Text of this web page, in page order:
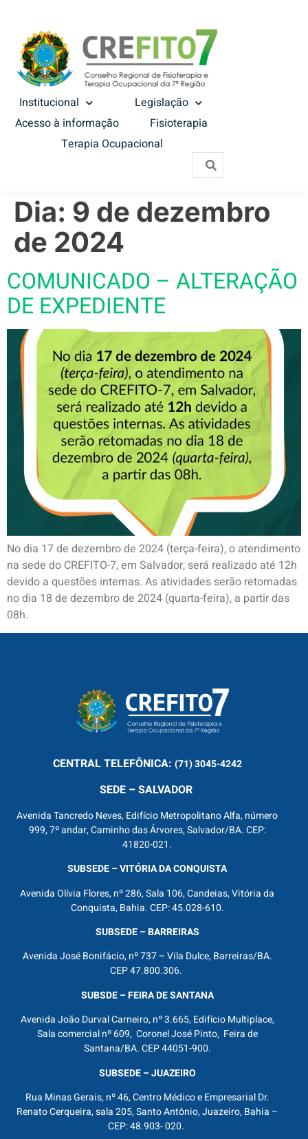
Institucional
Legislação
Acesso à informação
Fisioterapia
Terapia Ocupacional
Dia: 9 de dezembro
de 2024
COMUNICADO – ALTERAÇÃO
DE EXPEDIENTE
No dia 17 de dezembro de 2024 (terça-feira), o atendimento
na sede do CREFITO-7, em Salvador, será realizado até 12h
devido a questões internas. As atividades serão retomadas
no dia 18 de dezembro de 2024 (quarta-feira), a partir das
08h.
CENTRALTELEFÔNICA: (71) 3045-4242
SEDE – SALVADOR
Avenida Tancredo Neves, Edifício Metropolitano Alfa, número
999, 7º andar, Caminho das Árvores, Salvador/BA. CEP:
41820-021.
SUBSEDE – VITÓRIA DA CONQUISTA
Avenida Olívia Flores, nº 286, Sala 106, Candeias, Vitória da
Conquista, Bahia. CEP: 45.028-610.
SUBSEDE – BARREIRAS
Avenida José Bonifácio, nº 737 – Vila Dulce, Barreiras/BA.
CEP 47.800.306.
SUBSDE – FEIRA DE SANTANA
Avenida João Durval Carneiro, nº 3.665, Edifício Multiplace,
Sala comercial nº 609, Coronel José Pinto, Feira de
Santana/BA. CEP 44051-900.
SUBSEDE – JUAZEIRO
Rua Minas Gerais, nº 46, Centro Médico e Empresarial Dr.
Renato Cerqueira, sala 205, Santo Antônio, Juazeiro, Bahia –
CEP: 48.903- 020.